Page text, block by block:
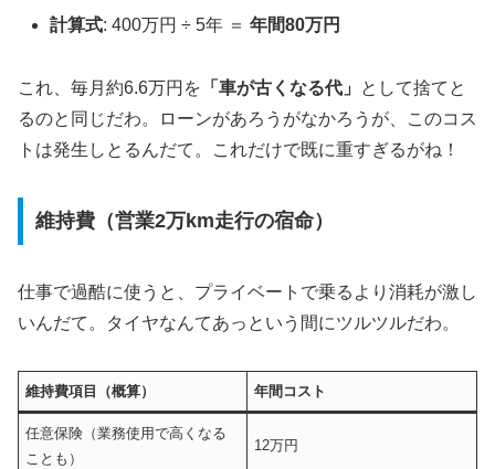
計算式: 400万円 ÷ 5年 ＝年間80万円
これ、毎月約6.6万円を 「車が古くなる代」
として捨てと
るのと同じだわ。ローンがあろうがなかろうが、このコス
トは発生しとるんだて。これだけで既に重すぎるがね！
維持費（営業2万km走行の宿命）
仕事で過酷に使うと、プライベートで乗るより消耗が激し
いんだて。タイヤなんてあっという間にツルツルだわ。
維持費項目（概算） 年間コスト
任意保険（業務使用で高くなる
ことも）
12万円